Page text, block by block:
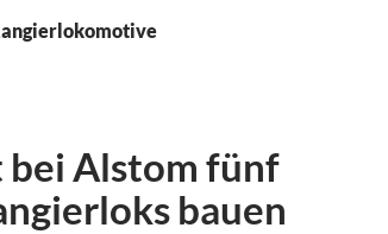
bei Alstom fünf
bauen